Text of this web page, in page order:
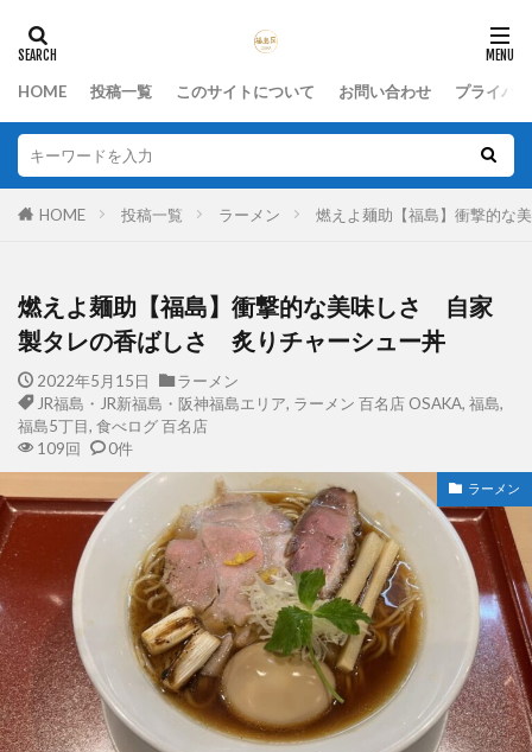
HOME 投稿一覧 このサイトについて お問い合わせ プライバ
HOME 投稿一覧 ラーメン 燃えよ麺助【福島】衝撃的
燃えよ麺助【福島】衝撃的な美味しさ 自家
製タレの香ばしさ 炙りチャーシュー丼
2022年5月15日
ラーメン
JR福島・JR新福島・阪神福島エリア, ラーメン 百名店 OSAKA, 福島,
福島5丁目, 食べログ 百名店
109回
0件
ラーメン